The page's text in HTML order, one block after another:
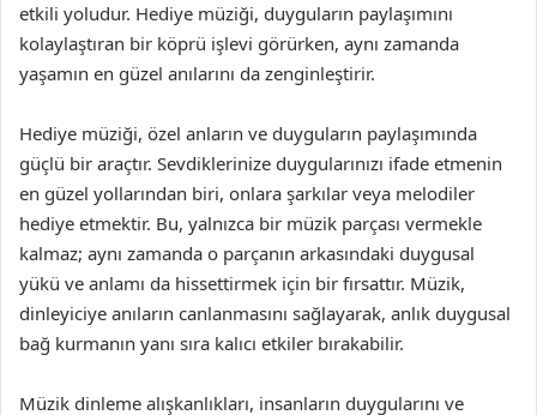
etkili yoludur. Hediye müziği, duyguların paylaşımını
kolaylaştıran bir köprü işlevi görürken, aynı zamanda
yaşamın en güzel anılarını da zenginleştirir.
Hediye müziği, özel anların ve duyguların paylaşımında
güçlü bir araçtır. Sevdiklerinize duygularınızı ifade etmenin
en güzel yollarından biri, onlara şarkılar veya melodiler
hediye etmektir. Bu, yalnızca bir müzik parçası vermekle
kalmaz; aynı zamanda o parçanın arkasındaki duygusal
yükü ve anlamı da hissettirmek için bir fırsattır. Müzik,
dinleyiciye anıların canlanmasını sağlayarak, anlık duygusal
bağ kurmanın yanı sıra kalıcı etkiler bırakabilir.
Müzik dinleme alışkanlıkları, insanların duygularını ve